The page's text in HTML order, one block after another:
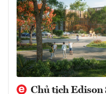
Chủ tịch Edison